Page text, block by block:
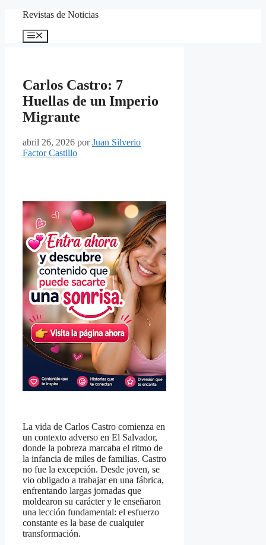
Saltar
contenido
Revistas de Noticias
Menú
Carlos Castro: 7
Huellas de un Imperio
Migrante
abril 26, 2026 porJuan Silverio
Factor Castillo
La vida de Carlos Castro comienza en
un contexto adverso en El Salvador,
donde la pobreza marcaba el ritmo de
la infancia de miles de familias. Castro
no fue la excepción. Desde joven, se
vio obligado a trabajar en una fábrica,
enfrentando largas jornadas que
moldearon su carácter y le enseñaron
una lección fundamental: el esfuerzo
constante es la base de cualquier
transformación.